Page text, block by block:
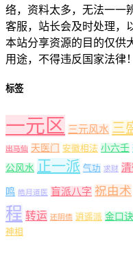
络，资料太多，无法一一
客服，站长会及时处理，
本站分享资源的目的仅供
用途，不得违反国家法律！
标签
一元区 三元风水 三
出马仙 天医门 安徽相法 小六壬
公风水 正一派 气功 求财
鸣 皓月道医 盲派八字 祝由术
程 转运 还阴债 逍遥派 金口诀
神相